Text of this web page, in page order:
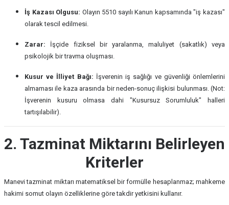
İş Kazası Olgusu: Olayın 5510 sayılı Kanun kapsamında "iş kazası"
olarak tescil edilmesi.
Zarar: İşçide fiziksel bir yaralanma, maluliyet (sakatlık) veya
psikolojik bir travma oluşması.
Kusur ve İlliyet Bağı: İşverenin iş sağlığı ve güvenliği önlemlerini
almaması ile kaza arasında bir neden-sonuç ilişkisi bulunması. (Not:
İşverenin kusuru olmasa dahi "Kusursuz Sorumluluk" halleri
tartışılabilir).
2. Tazminat Miktarını Belirleyen
Kriterler
Manevi tazminat miktarı matematiksel bir formülle hesaplanmaz; mahkeme
hakimi somut olayın özelliklerine göre takdir yetkisini kullanır.